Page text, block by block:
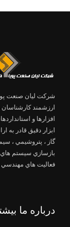
شرکت لیان صنعت
ارزشمند كارشناسان
افزارها و
ابزار دقيق قادر به
گاز ، پتروشيمي ،
بازسازي سيستم هاي
فعاليت هاي
درباره ما